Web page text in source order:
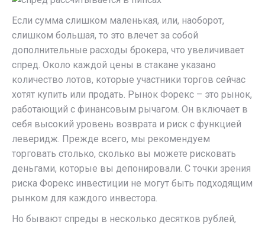
Если сумма слишком маленькая, или, наоборот,
слишком большая, то это влечет за собой
дополнительные расходы брокера, что увеличивает
спред. Около каждой цены в стакане указано
количество лотов, которые участники торгов сейчас
хотят купить или продать. Рынок Форекс – это рынок,
работающий с финансовым рычагом. Он включает в
себя высокий уровень возврата и риск с функцией
леверидж. Прежде всего, мы рекомендуем
торговать столько, сколько вы можете рисковать
деньгами, которые вы депонировали. С точки зрения
риска Форекс инвестиции не могут быть подходящим
рынком для каждого инвестора.
Но бывают спреды в несколько десятков рублей,